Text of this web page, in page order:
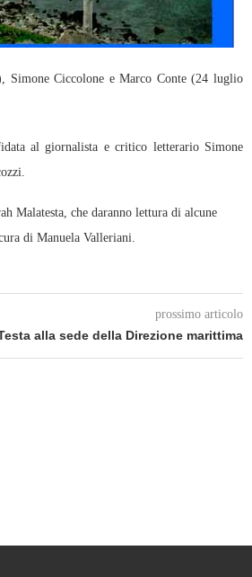
Simone Ciccolone e Marco Conte (24 luglio
al giornalista e critico letterario Simone
Malatesta, che daranno lettura di alcune
di Manuela Valleriani.
prossimo articolo
alla sede della Direzione marittima